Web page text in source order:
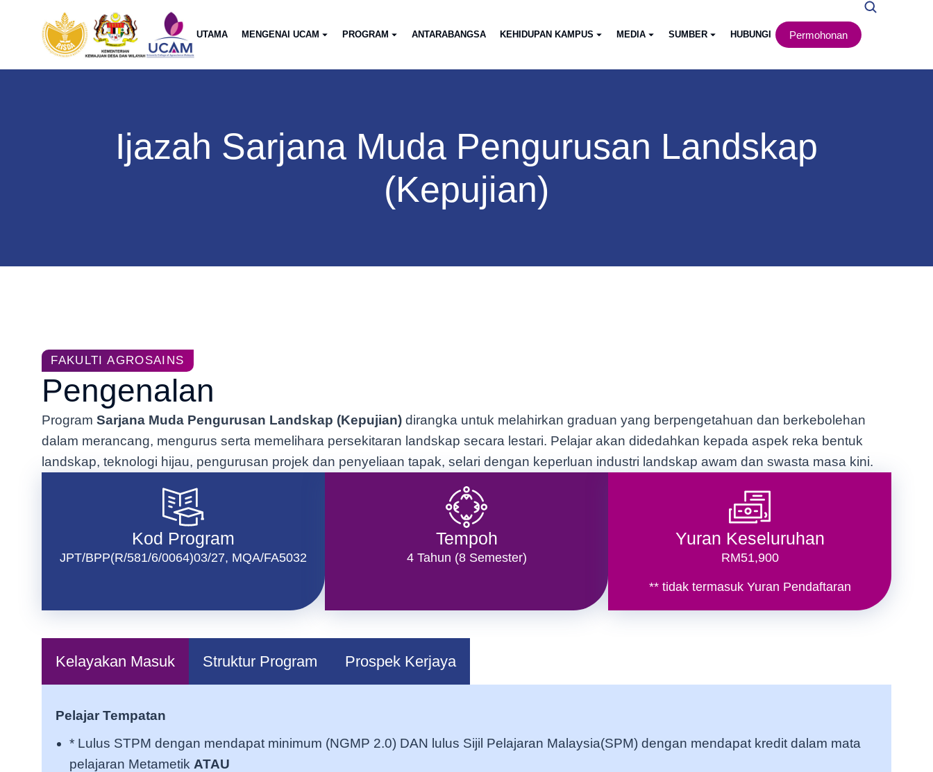
UTAMA MENGENAI UCAM PROGRAM ANTARABANGSA KEHIDUPAN KAMPUS MEDIA SUMBER HUBUNGI Permohonan
Ijazah Sarjana Muda Pengurusan Landskap
(Kepujian)
FAKULTI AGROSAINS
Pengenalan
Program Sarjana Muda Pengurusan Landskap (Kepujian) dirangka untuk melahirkan graduan yang berpengetahuan dan berkebolehan
dalam merancang, mengurus serta memelihara persekitaran landskap secara lestari. Pelajar akan didedahkan kepada aspek reka bentuk
landskap, teknologi hijau, pengurusan projek dan penyeliaan tapak, selari dengan keperluan industri landskap awam dan swasta masa kini.
Kod Program
JPT/BPP(R/581/6/0064)03/27, MQA/FA5032
Tempoh
4 Tahun (8 Semester)
Yuran Keseluruhan
RM51,900
** tidak termasuk Yuran Pendaftaran
Kelayakan Masuk Struktur Program Prospek Kerjaya
Pelajar Tempatan
* Lulus STPM dengan mendapat minimum (NGMP 2.0) DAN lulus Sijil Pelajaran Malaysia(SPM) dengan mendapat kredit dalam mata
pelajaran Metametik ATAU